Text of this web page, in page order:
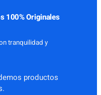
100% Originales
tranquilidad y
productos